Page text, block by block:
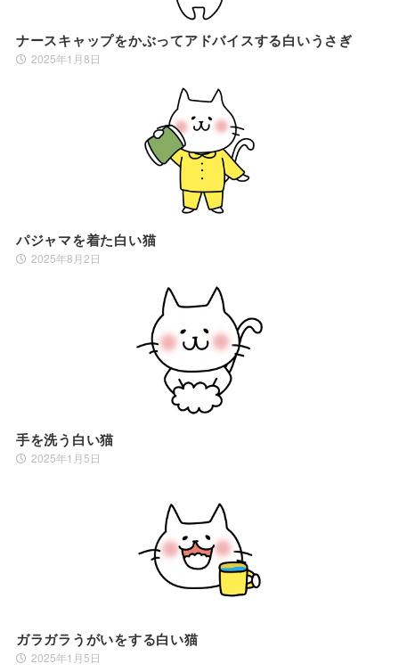
ナースキャップをかぶってアドバイスする白いうさぎ
2025年1月8日
パジャマを着た白い猫
2025年8月2日
手を洗う白い猫
2025年1月5日
ガラガラうがいをする白い猫
2025年1月5日